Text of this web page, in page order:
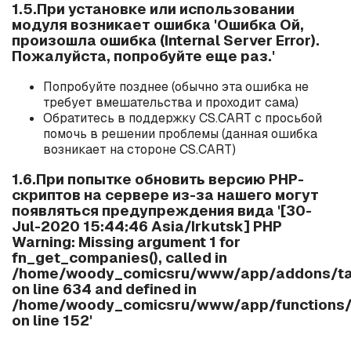
1.5.При установке или использовании
модуля возникает ошибка 'Ошибка Ой,
произошла ошибка (Internal Server Error).
Пожалуйста, попробуйте еще раз.'
Попробуйте позднее (обычно эта ошибка не
требует вмешательства и проходит сама)
Обратитесь в поддержку CS.CART с просьбой
помочь в решении проблемы (данная ошибка
возникает на стороне CS.CART)
1.6.При попытке обновить версию PHP-
скриптов на сервере из-за нашего могут
появляться предупреждения вида '[30-
Jul-2020 15:44:46 Asia/Irkutsk] PHP
Warning: Missing argument 1 for
fn_get_companies(), called in
/home/woody_comicsru/www/app/addons/
on line 634 and defined in
/home/woody_comicsru/www/app/
on line 152'